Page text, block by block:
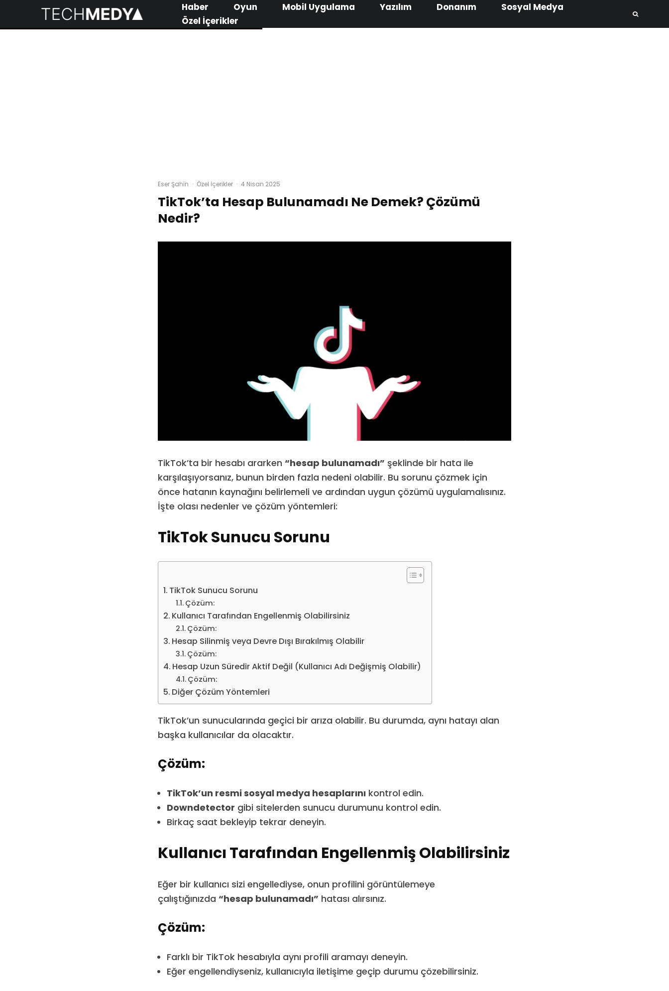
Haber Oyun Mobil Uygulama Yazılım Donanım
Sosyal Medya
Özel İçerikler
Eser Şahin · Özel İçerikler · 4 Nisan 2025
TikTok’ta Hesap Bulunamadı Ne Demek? Çözümü
Nedir?
TikTok’ta bir hesabı ararken “hesap bulunamadı” şeklinde bir hata ile
karşılaşıyorsanız, bunun birden fazla nedeni olabilir. Bu sorunu çözmek için
önce hatanın kaynağını belirlemeli ve ardından uygun çözümü uygulamalısınız.
İşte olası nedenler ve çözüm yöntemleri:
TikTok Sunucu Sorunu
TikTok Sunucu Sorunu
Çözüm:
Kullanıcı Tarafından Engellenmiş Olabilirsiniz
Çözüm:
Hesap Silinmiş veya Devre Dışı Bırakılmış Olabilir
Çözüm:
Hesap Uzun Süredir Aktif Değil (Kullanıcı Adı Değişmiş Olabilir)
Çözüm:
Diğer Çözüm Yöntemleri
TikTok’un sunucularında geçici bir arıza olabilir. Bu durumda, aynı hatayı alan
başka kullanıcılar da olacaktır.
Çözüm:
TikTok’un resmi sosyal medya hesaplarınıkontrol edin.
Downdetector gibi sitelerden sunucu durumunu kontrol edin.
Birkaç saat bekleyip tekrar deneyin.
Kullanıcı Tarafından Engellenmiş Olabilirsiniz
Eğer bir kullanıcı sizi engellediyse, onun profilini görüntülemeye
çalıştığınızda “hesap bulunamadı” hatası alırsınız.
Çözüm:
Farklı bir TikTok hesabıyla aynı profili aramayı deneyin.
Eğer engellendiyseniz, kullanıcıyla iletişime geçip durumu çözebilirsiniz.